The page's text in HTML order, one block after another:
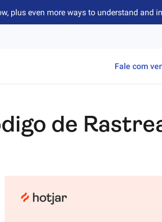
plus even more ways to understand and
Fale com
de